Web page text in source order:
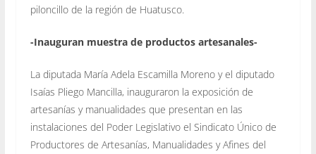
piloncillo de la región de Huatusco.
-Inauguran muestra de productos artesanales-
La diputada María Adela Escamilla Moreno y el diputado
Isaías Pliego Mancilla, inauguraron la exposición de
artesanías y manualidades que presentan en las
instalaciones del Poder Legislativo el Sindicato Único de
Productores de Artesanías, Manualidades y Afines del